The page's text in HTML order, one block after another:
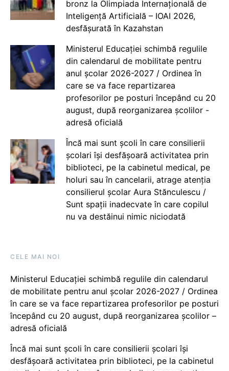
bronz la Olimpiada Internațională de
Inteligență Artificială – IOAI 2026,
desfășurată în Kazahstan
Ministerul Educației schimbă regulile
din calendarul de mobilitate pentru
anul școlar 2026-2027 / Ordinea în
care se va face repartizarea
profesorilor pe posturi începând cu 20
august, după reorganizarea școlilor -
adresă oficială
Încă mai sunt școli în care consilierii
școlari își desfășoară activitatea prin
biblioteci, pe la cabinetul medical, pe
holuri sau în cancelarii, atrage atenția
consilierul școlar Aura Stănculescu /
Sunt spații inadecvate în care copilul
nu va destăinui nimic niciodată
CELE MAI NOI
Ministerul Educației schimbă regulile din calendarul
de mobilitate pentru anul școlar 2026-2027 / Ordinea
în care se va face repartizarea profesorilor pe posturi
începând cu 20 august, după reorganizarea școlilor –
adresă oficială
Încă mai sunt școli în care consilierii școlari își
desfășoară activitatea prin biblioteci, pe la cabinetul